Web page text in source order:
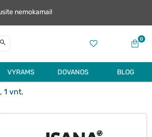
nemokamai!
0
VYRAMS DOVANOS BLOG
1 vnt.